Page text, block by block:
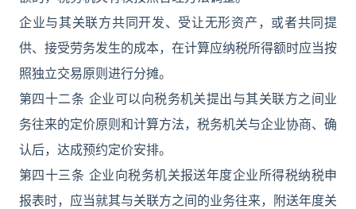
企业与其关联方共同开发、受让无形资产，或者共同提
供、接受劳务发生的成本，在计算应纳税所得额时应当按
照独立交易原则进行分摊。
第四十二条 企业可以向税务机关提出与其关联方之间业
务往来的定价原则和计算方法，税务机关与企业协商、确
认后，达成预约定价安排。
第四十三条 企业向税务机关报送年度企业所得税纳税申
报表时，应当就其与关联方之间的业务往来，附送年度关